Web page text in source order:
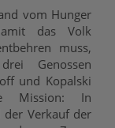
vom Hunger
das Volk
muss,
Genossen
und Kopalski
Mission: In
der Verkauf der